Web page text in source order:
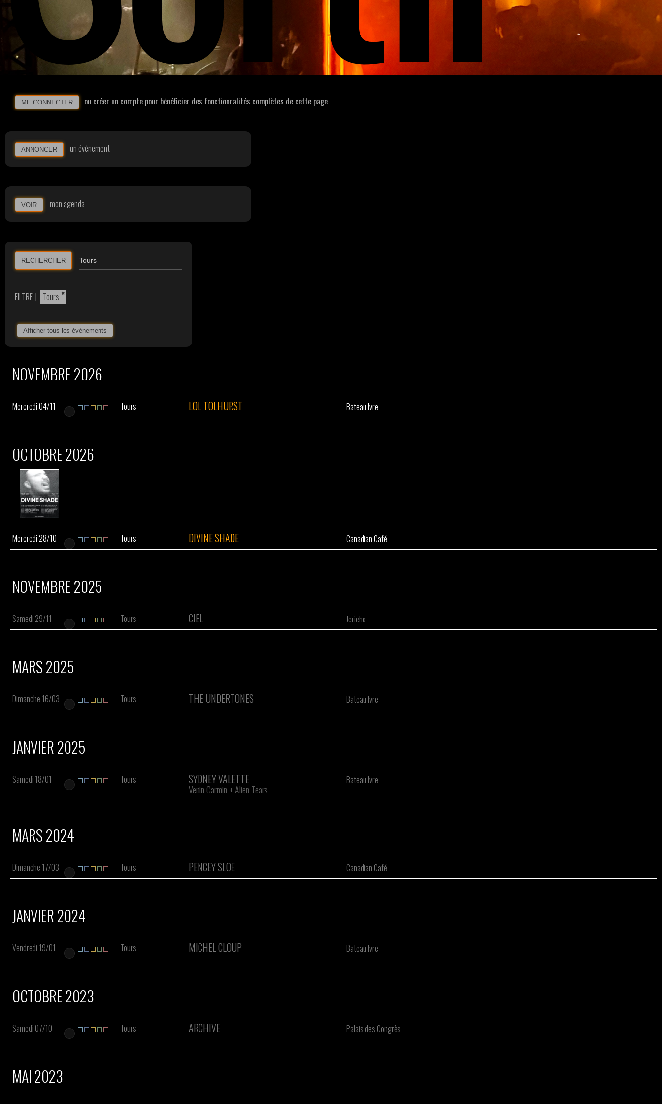
ME CONNECTER ou créer un compte pour bénéficier des fonctionnalités complètes de cette page
ANNONCER un évènement
VOIR mon agenda
RECHERCHER
FILTRE | ×
Tours
Afficher tous les évènements
NOVEMBRE 2026
Mercredi 04/11 Tours LOL TOLHURST Bateau Ivre
OCTOBRE 2026
Mercredi 28/10 Tours DIVINE SHADE Canadian Café
NOVEMBRE 2025
Samedi 29/11 Tours CIEL Jericho
MARS 2025
Dimanche 16/03 Tours THE UNDERTONES Bateau Ivre
JANVIER 2025
Samedi 18/01 Tours SYDNEY VALETTE
Venin Carmin + Alien Tears
Bateau Ivre
MARS 2024
Dimanche 17/03 Tours PENCEY SLOE Canadian Café
JANVIER 2024
Vendredi 19/01 Tours MICHEL CLOUP Bateau Ivre
OCTOBRE 2023
Samedi 07/10 Tours ARCHIVE Palais des Congrès
MAI 2023